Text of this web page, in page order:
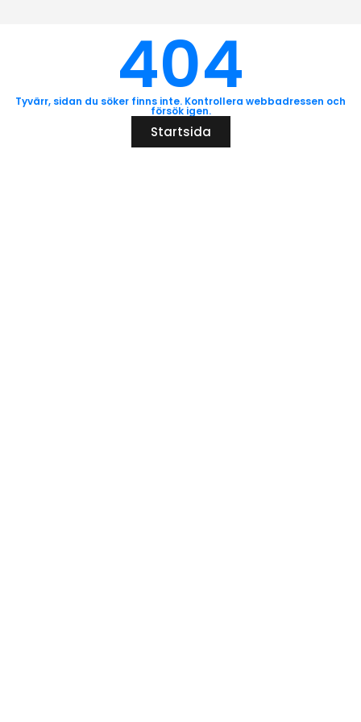
404
Tyvärr, sidan du söker finns inte. Kontrollera webbadressen och
försök igen.
Startsida